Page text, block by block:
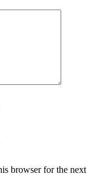
browser for the next